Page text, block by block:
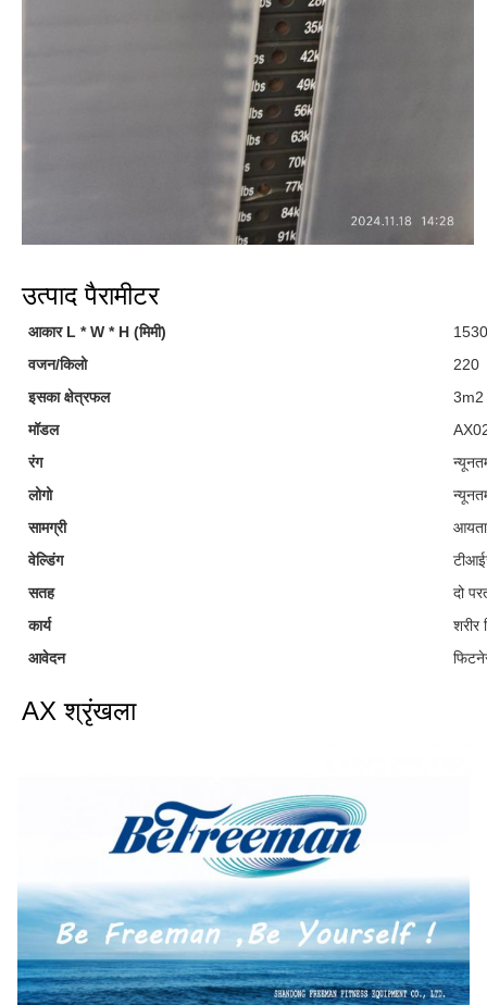
उत्पाद पैरामीटर
आकार L * W * H (मिमी)
वजन/किलो
220
इसका क्षेत्रफल
3m2
मॉडल
रंग
लोगो
सामग्री
वेल्डिंग
सतह
दो
कार्य
शरीर
आवेदन
AX श्रृंखला